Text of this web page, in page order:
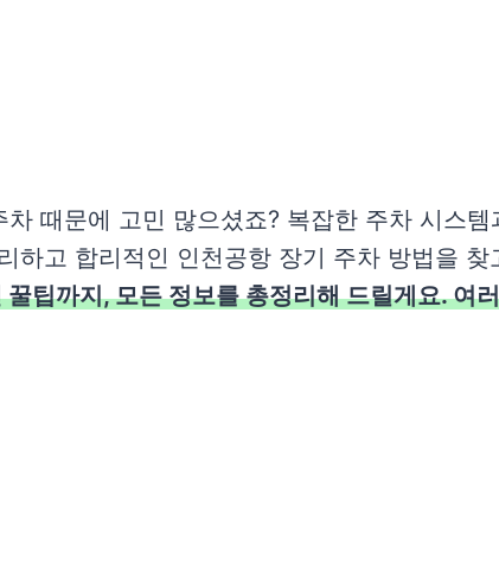
때문에 고민 많으셨죠? 복잡한 주차 시스
고 합리적인 인천공항 장기 주차 방법을 찾
팁까지, 모든 정보를 총정리해 드릴게요. 여